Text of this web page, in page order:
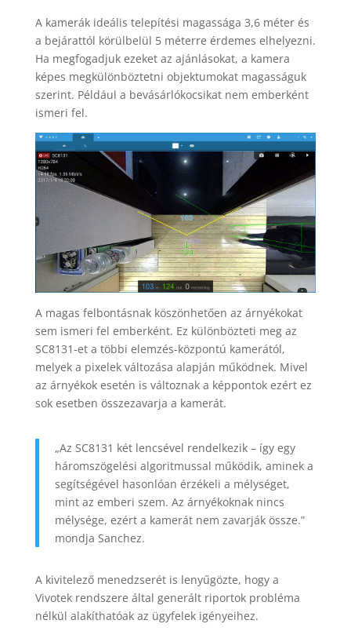
A kamerák ideális telepítési magassága 3,6 méter és
a bejárattól körülbelül 5 méterre érdemes elhelyezni.
Ha megfogadjuk ezeket az ajánlásokat, a kamera
képes megkülönböztetni objektumokat magasságuk
szerint. Például a bevásárlókocsikat nem emberként
ismeri fel.
A magas felbontásnak köszönhetően az árnyékokat
sem ismeri fel emberként. Ez különbözteti meg az
SC8131-et a többi elemzés-központú kamerától,
melyek a pixelek változása alapján működnek. Mivel
az árnyékok esetén is változnak a képpontok ezért ez
sok esetben összezavarja a kamerát.
„Az SC8131 két lencsével rendelkezik – így egy
háromszögelési algoritmussal működik, aminek a
segítségével hasonlóan érzékeli a mélységet,
mint az emberi szem. Az árnyékoknak nincs
mélysége, ezért a kamerát nem zavarják össze.”
mondja Sanchez.
A kivitelező menedzserét is lenyűgözte, hogy a
Vivotek rendszere által generált riportok probléma
nélkül alakíthatóak az ügyfelek igényeihez.